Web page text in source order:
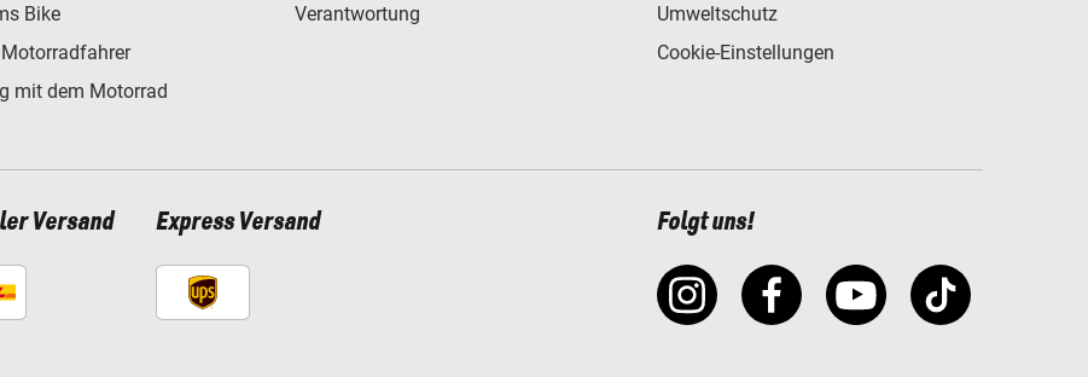
Bike
mit dem Motorrad
Verantwortung
Umweltschutz
Cookie-Einstellungen
Versand Express Versand Folgt uns!